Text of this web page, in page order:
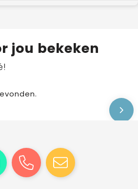
jou bekeken